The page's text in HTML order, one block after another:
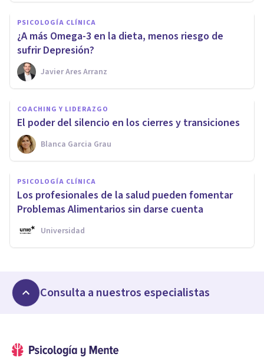
PSICOLOGÍA CLÍNICA
¿A más Omega-3 en la dieta, menos riesgo de
sufrir Depresión?
Javier Ares Arranz
COACHING Y LIDERAZGO
El poder del silencio en los cierres y transiciones
Blanca Garcia Grau
PSICOLOGÍA CLÍNICA
Los profesionales de la salud pueden fomentar
Problemas Alimentarios sin darse cuenta
Universidad
Consulta a nuestros especialistas